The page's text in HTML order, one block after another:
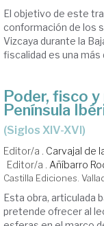
El objetivo de este
conformación de los
Vizcaya durante la
fiscalidad es una
Poder, fisco y
Península
(siglos XIV-XVI)
Editor/a . Carvajal de
Editor/a . Añíbarro
Castilla Ediciones.
Esta obra, articulada
pretende ofrecer al